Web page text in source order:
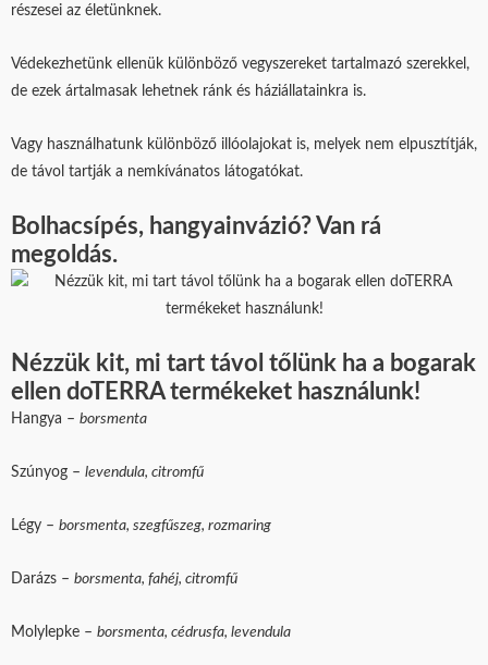
részesei az életünknek.
Védekezhetünk ellenük különböző vegyszereket tartalmazó szerekkel,
de ezek ártalmasak lehetnek ránk és háziállatainkra is.
Vagy használhatunk különböző illóolajokat is, melyek nem elpusztítják,
de távol tartják a nemkívánatos látogatókat.
Bolhacsípés, hangyainvázió? Van rá
megoldás.
Nézzük kit, mi tart távol tőlünk ha a bogarak
ellen doTERRA termékeket használunk!
Hangya – borsmenta
Szúnyog – levendula, citromfű
Légy – borsmenta, szegfűszeg, rozmaring
Darázs – borsmenta, fahéj, citromfű
Molylepke – borsmenta, cédrusfa, levendula